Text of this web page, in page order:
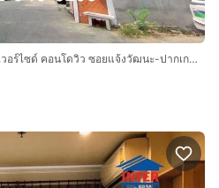
คอนโดมิเนียม 36 ตร.ม. ชาร์มมิ่งริเวอร์ไซด์ คอนโดวิว ซอยแจ้งวัฒนะ-ปากเกร็ด4 ถนนแจ้งวัฒนะ ถนนสุขาประชาสรรค์ ปากเกร็ด นนทบุรี